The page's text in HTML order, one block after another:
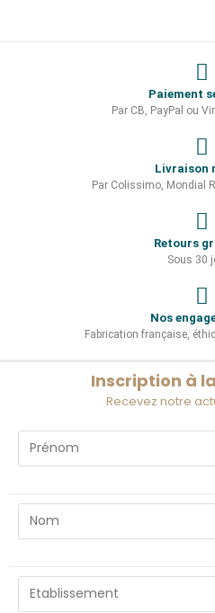
Paiement
Par CB, PayPal ou
Livraison
Par Colissimo, Mondial
Retours
Sous 30
Nos
Fabrication française,
Inscription à
Recevez notre